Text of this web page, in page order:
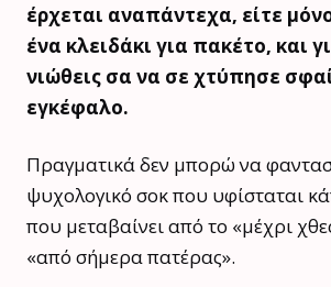
έρχεται αναπάντεχα, είτε
ένα κλειδάκι για πακέτο, και
νιώθεις σα να σε χτύπησε
εγκέφαλο.
Πραγματικά δεν μπορώ να
ψυχολογικό σοκ που υφίσταται
που μεταβαίνει από το «μέχρι
«από σήμερα πατέρας».